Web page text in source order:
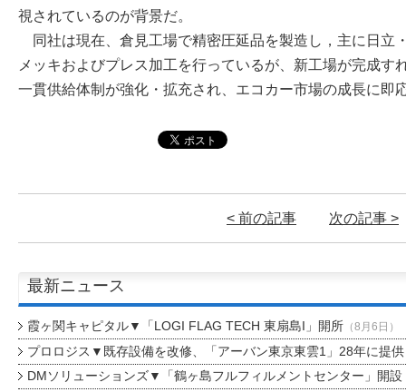
視されているのが背景だ。
同社は現在、倉見工場で精密圧延品を製造し，主に日立
メッキおよびプレス加工を行っているが、新工場が完成す
一貫供給体制が強化・拡充され、エコカー市場の成長に即
< 前の記事 次の記事 >
最新ニュース
霞ヶ関キャピタル▼「LOGI FLAG TECH 東扇島I」開所（8月6日）
プロロジス▼既存設備を改修、「アーバン東京東雲1」28年に提供
DMソリューションズ▼「鶴ヶ島フルフィルメントセンター」開設